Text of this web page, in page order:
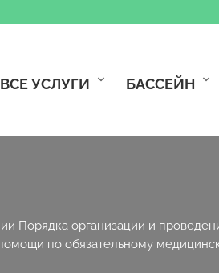
ВСЕ УСЛУГИ БАССЕЙН
организации и
по обязательному